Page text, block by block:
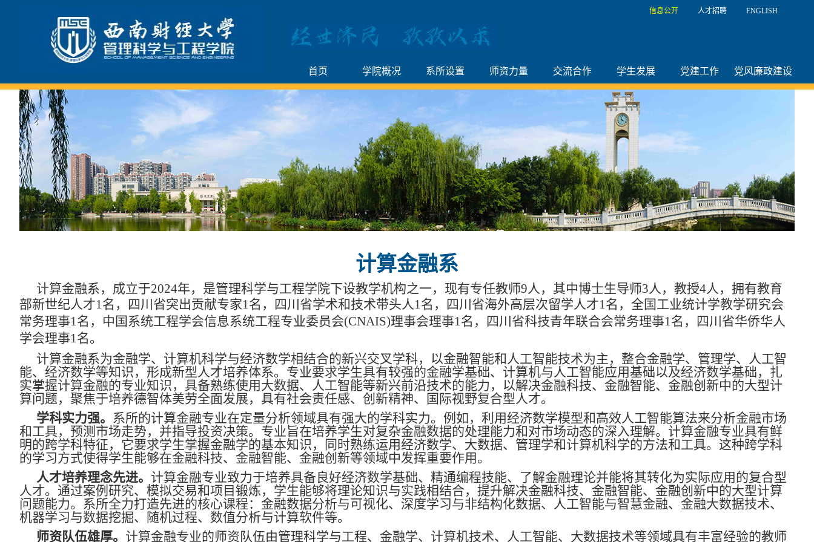
ENGLISH
人才招聘
信息公开
首页 学院概况 系所设置 师资力量 交流合作 学生发展 党建工作 党风廉政建设
计算金融系
计算金融系，成立于2024年，是管理科学与工程学院下设教学机构之一，现有专任教师9人，其中博士生导师3人，教授4人，拥有教育
部新世纪人才1名，四川省突出贡献专家1名，四川省学术和技术带头人1名， 四川省海外高层次留学人才1名， 全国工业统计学教学研究会
常务理事1名， 中国系统工程学会信息系统工程专业委员会(CNAIS)理事会理事1名， 四川省科技青年联合会常务理事1名， 四川省华侨华人
学会理事1名。
计算金融系为金融学、计算机科学与经济数学相结合的新兴交叉学科，以金融智能和人工智能技术为主，整合金融学、管理学、人工智
能、经济数学等知识，形成新型人才培养体系。专业要求学生具有较强的金融学基础、计算机与人工智能应用基础以及经济数学基础，扎
实掌握计算金融的专业知识，具备熟练使用大数据、人工智能等新兴前沿技术的能力，以解决金融科技、金融智能、金融创新中的大型计
算问题，聚焦于培养德智体美劳全面发展，具有社会责任感、创新精神、国际视野复合型人才。
学科实力强。 系所的计算金融专业在定量分析领域具有强大的学科实力。例如，利用经济数学模型和高效人工智能算法来分析金融市场
和工具，预测市场走势，并指导投资决策。专业旨在培养学生对复杂金融数据的处理能力和对市场动态的深入理解。计算金融专业具有鲜
明的跨学科特征，它要求学生掌握金融学的基本知识，同时熟练运用经济数学、大数据、管理学和计算机科学的方法和工具。这种跨学科
的学习方式使得学生能够在金融科技、金融智能、金融创新等领域中发挥重要作用。
人才培养理念先进。 计算金融专业致力于培养具备良好经济数学基础、精通编程技能、了解金融理论并能将其转化为实际应用的复合型
人才。通过案例研究、模拟交易和项目锻炼，学生能够将理论知识与实践相结合，提升解决金融科技、金融智能、金融创新中的大型计算
问题能力。系所全力打造先进的核心课程：金融数据分析与可视化、深度学习与非结构化数据、人工智能与智慧金融、金融大数据技术、
机器学习与数据挖掘、随机过程、数值分析与计算软件等。
师资队伍雄厚。 计算金融专业的师资队伍由管理科学与工程、金融学、计算机技术、人工智能、大数据技术等领域具有丰富经验的教师